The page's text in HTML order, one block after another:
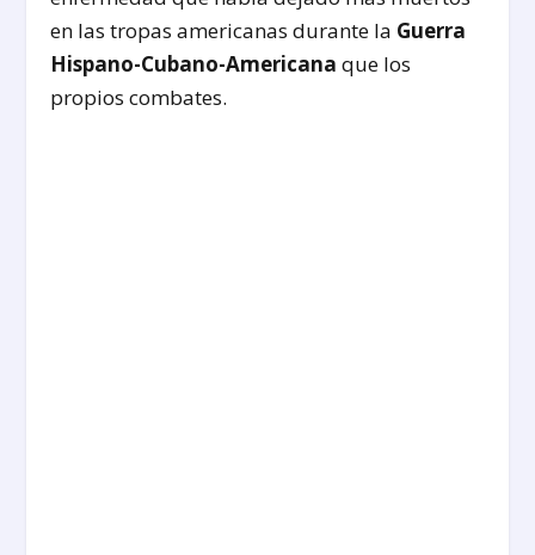
en las tropas americanas durante la Guerra
Hispano-Cubano-Americana que los
propios combates.